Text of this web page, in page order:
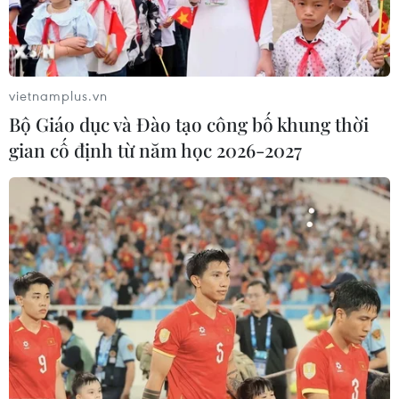
(TTXVN/Vietnam+)
#COVID-19
#Làn sóng dịch mới tại châu Âu
#Kiểm soát dịch bệnh
#Phong tỏa
#Tiêm phòng
vietnamplus.vn
Bộ Giáo dục và Đào tạo công bố khung thời
gian cố định từ năm học 2026-2027